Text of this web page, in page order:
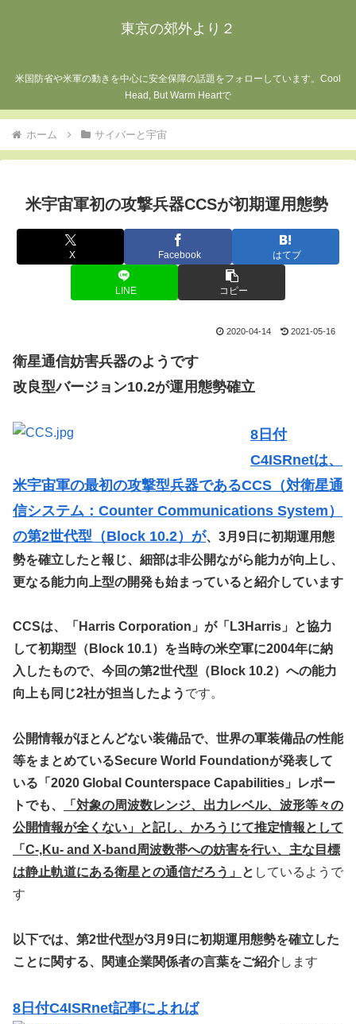
東京の郊外より２
米国防省や米軍の動きを中心に安全保障の話題をフォローしています。Cool
Head, But Warm Heartで
ホーム サイバーと宇宙
米宇宙軍初の攻撃兵器CCSが初期運用態勢
X Facebook はてブ
LINE コピー
2020-04-14 2021-05-16
衛星通信妨害兵器のようです
改良型バージョン10.2が運用態勢確立
8日付
C4ISRnetは、
米宇宙軍の最初の攻撃型兵器であるCCS（対衛星通
信システム：Counter Communications System）
の第2世代型（Block 10.2）が、3月9日に初期運用態
勢を確立したと報じ、細部は非公開ながら能力が向上し、
更なる能力向上型の開発も始まっていると紹介しています
CCSは、「Harris Corporation」が「L3Harris」と協力
して初期型（Block 10.1）を当時の米空軍に2004年に納
入したもので、今回の第2世代型（Block 10.2）への能力
向上も同じ2社が担当したよう です。
公開情報がほとんどない装備品で、世界の軍装備品の性能
等をまとめているSecure World Foundationが発表して
いる「2020 Global Counterspace Capabilities」レポー
トでも、
「対象の周波数レンジ、出力レベル、波形等々の
公開情報が全くない」と記し、かろうじて推定情報として
「C-,Ku- and X-band周波数帯への妨害を行い、主な目標
は静止軌道にある衛星との通信だろう」
と しているようで
す
以下では、第2世代型が3月9日に初期運用態勢を確立した
ことに関する、関連企業関係者の言葉をご紹介します
8日付C4ISRnet記事によれば